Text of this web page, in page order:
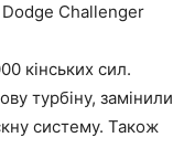
Challenger
кінських сил.
турбіну, замінили
систему. Також